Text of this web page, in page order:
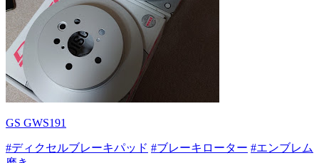
GS GWS191
#ディクセルブレーキパッド #ブレーキローター #エンブレム